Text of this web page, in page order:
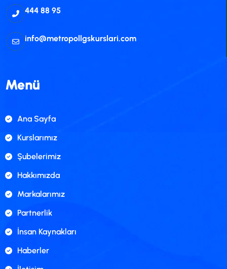
444 88 95
info@metropollgskurslari.com
Menü
Ana Sayfa
Kurslarımız
Şubelerimiz
Hakkımızda
Markalarımız
Partnerlik
İnsan Kaynakları
Haberler